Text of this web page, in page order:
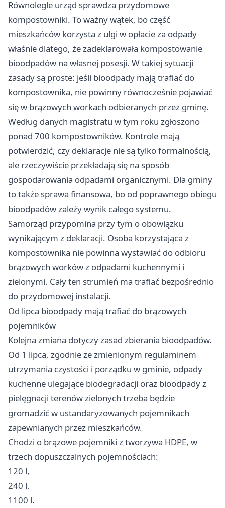
Równolegle urząd sprawdza przydomowe
kompostowniki. To ważny wątek, bo część
mieszkańców korzysta z ulgi w opłacie za odpady
właśnie dlatego, że zadeklarowała kompostowanie
bioodpadów na własnej posesji. W takiej sytuacji
zasady są proste: jeśli bioodpady mają trafiać do
kompostownika, nie powinny równocześnie pojawiać
się w brązowych workach odbieranych przez gminę.
Według danych magistratu w tym roku zgłoszono
ponad 700 kompostowników. Kontrole mają
potwierdzić, czy deklaracje nie są tylko formalnością,
ale rzeczywiście przekładają się na sposób
gospodarowania odpadami organicznymi. Dla gminy
to także sprawa finansowa, bo od poprawnego obiegu
bioodpadów zależy wynik całego systemu.
Samorząd przypomina przy tym o obowiązku
wynikającym z deklaracji. Osoba korzystająca z
kompostownika nie powinna wystawiać do odbioru
brązowych worków z odpadami kuchennymi i
zielonymi. Cały ten strumień ma trafiać bezpośrednio
do przydomowej instalacji.
Od lipca bioodpady mają trafiać do brązowych
pojemników
Kolejna zmiana dotyczy zasad zbierania bioodpadów.
Od 1 lipca, zgodnie ze zmienionym regulaminem
utrzymania czystości i porządku w gminie, odpady
kuchenne ulegające biodegradacji oraz bioodpady z
pielęgnacji terenów zielonych trzeba będzie
gromadzić w ustandaryzowanych pojemnikach
zapewnianych przez mieszkańców.
Chodzi o brązowe pojemniki z tworzywa HDPE, w
trzech dopuszczalnych pojemnościach:
120 l,
240 l,
1100 l.